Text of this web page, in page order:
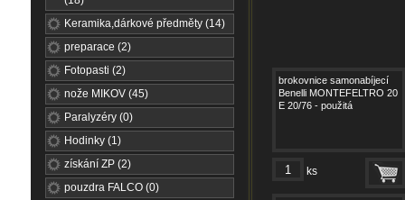
Keramika,dárkové předměty (14)
preparace (2)
Fotopasti (2)
nože MIKOV (45)
Paralyzéry (0)
Hodinky (1)
získání ZP (2)
pouzdra FALCO (0)
brokovnice samonabíjecí
Benelli MONTEFELTRO 20
E 20/76 - použitá
ks